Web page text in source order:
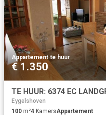
Appartement·te huur
€ 1.350
Eygelshoven
100 m²4 KamersAppartement